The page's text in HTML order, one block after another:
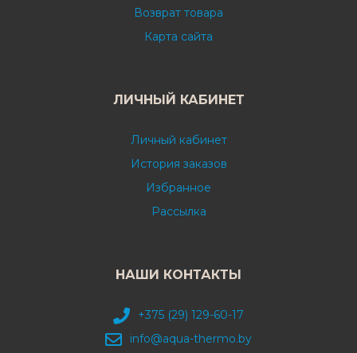
Возврат товара
Карта сайта
ЛИЧНЫЙ КАБИНЕТ
Личный кабинет
История заказов
Избранное
Рассылка
НАШИ КОНТАКТЫ
+375 (29) 129-60-17
info@aqua-thermo.by